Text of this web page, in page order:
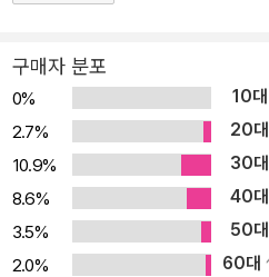
구매자 분포
0% 10대
2.7%
20대
10.9%
30대
8.6%
40대
3.5%
50대
2.0%
60대